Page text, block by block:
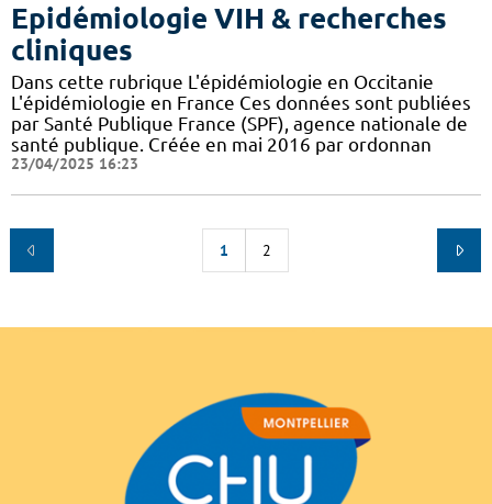
Epidémiologie VIH & recherches
cliniques
Dans cette rubrique L'épidémiologie en Occitanie
L'épidémiologie en France Ces données sont publiées
par Santé Publique France (SPF), agence nationale de
santé publique. Créée en mai 2016 par ordonnan
23/04/2025 16:23
1 2